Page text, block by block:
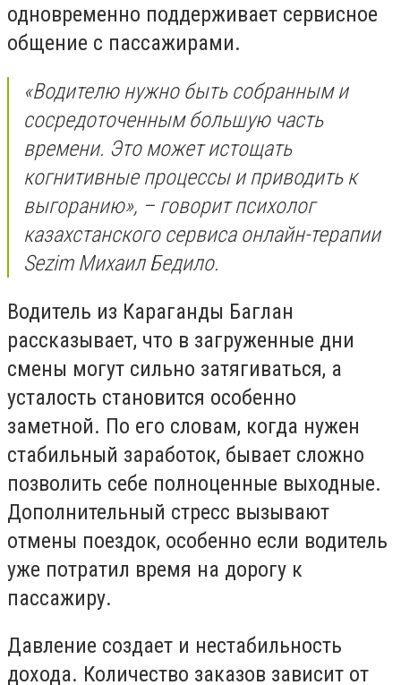
одновременно поддерживает сервисное
общение с пассажирами.
«Водителю нужно быть собранным и
сосредоточенным большую часть
времени. Это может истощать
когнитивные процессы и приводить к
выгоранию», – говорит психолог
казахстанского сервиса онлайн-терапии
Sezim Михаил Бедило.
Водитель из Караганды Баглан
рассказывает, что в загруженные дни
смены могут сильно затягиваться, а
усталость становится особенно
заметной. По его словам, когда нужен
стабильный заработок, бывает сложно
позволить себе полноценные выходные.
Дополнительный стресс вызывают
отмены поездок, особенно если водитель
уже потратил время на дорогу к
пассажиру.
Давление создает и нестабильность
дохода. Количество заказов зависит от